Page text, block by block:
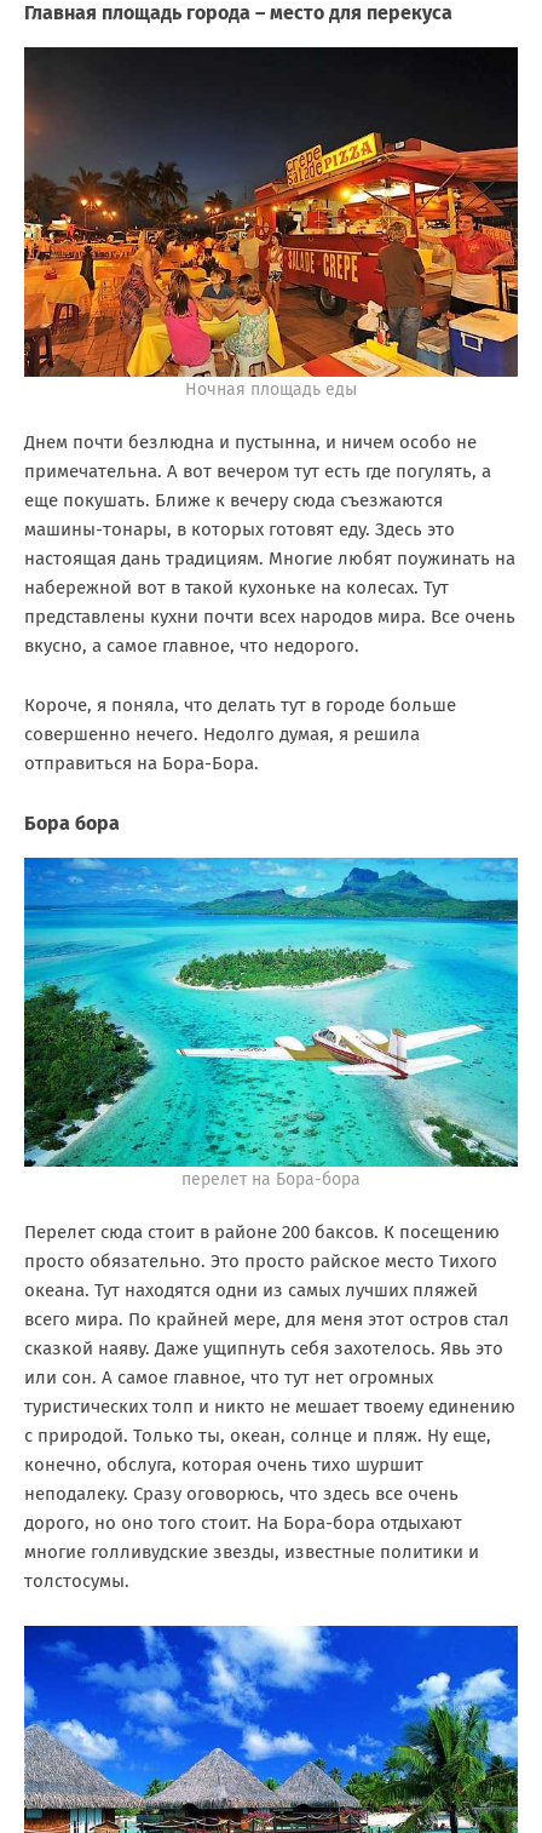
Главная площадь города – место для перекуса
Ночная площадь еды
Днем почти безлюдна и пустынна, и ничем особо не
примечательна. А вот вечером тут есть где погулять, а
еще покушать. Ближе к вечеру сюда съезжаются
машины-тонары, в которых готовят еду. Здесь это
настоящая дань традициям. Многие любят поужинать на
набережной вот в такой кухоньке на колесах. Тут
представлены кухни почти всех народов мира. Все очень
вкусно, а самое главное, что недорого.
Короче, я поняла, что делать тут в городе больше
совершенно нечего. Недолго думая, я решила
отправиться на Бора-Бора.
Бора бора
перелет на Бора-бора
Перелет сюда стоит в районе 200 баксов. К посещению
просто обязательно. Это просто райское место Тихого
океана. Тут находятся одни из самых лучших пляжей
всего мира. По крайней мере, для меня этот остров стал
сказкой наяву. Даже ущипнуть себя захотелось. Явь это
или сон. А самое главное, что тут нет огромных
туристических толп и никто не мешает твоему единению
с природой. Только ты, океан, солнце и пляж. Ну еще,
конечно, обслуга, которая очень тихо шуршит
неподалеку. Сразу оговорюсь, что здесь все очень
дорого, но оно того стоит. На Бора-бора отдыхают
многие голливудские звезды, известные политики и
толстосумы.